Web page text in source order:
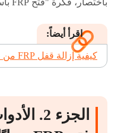
باختصار، فكرة "فتح FRP باستخدام IMEI" هي في الغالب أسطورة.
اقرأ أيضاً:
كيفية إزالة قفل FRP من جوجل على أي هاتف
الجزء